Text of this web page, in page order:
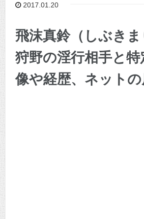
2017.01.20
飛沫真鈴（しぶき
狩野の淫行相手と
像や経歴、ネットの